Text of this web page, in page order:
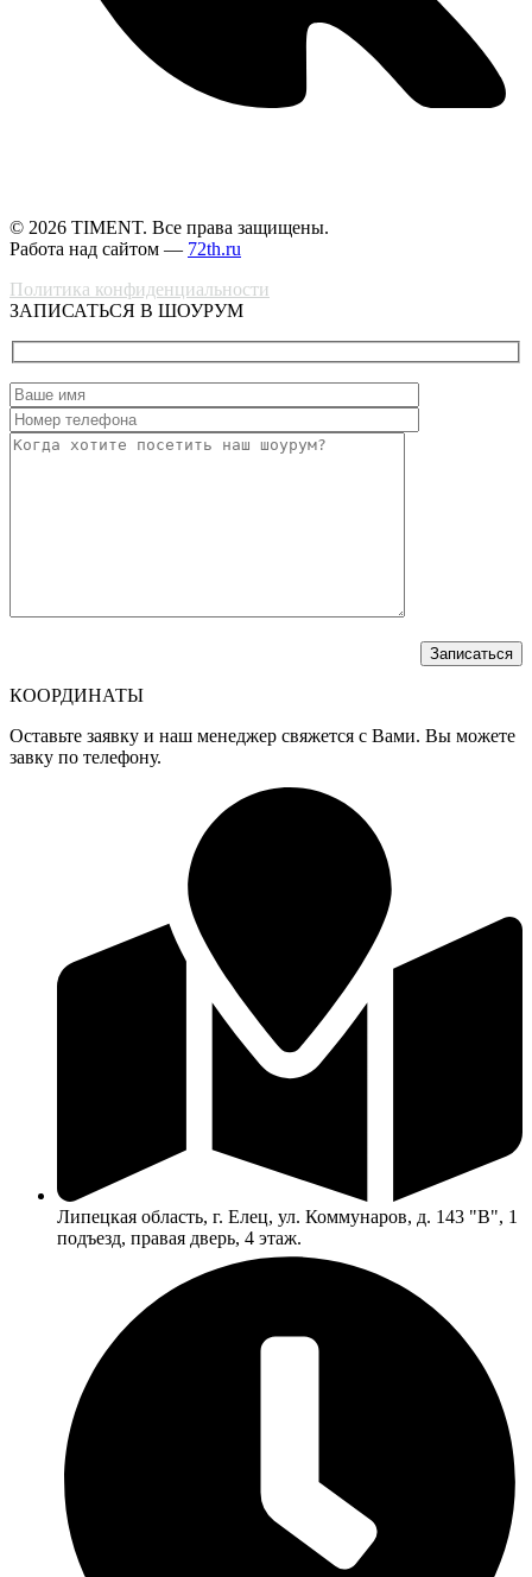
© 2026 TIMENT. Все права защищены.
Работа над сайтом — 72th.ru
Политика конфиденциальности
ЗАПИСАТЬСЯ В ШОУРУМ
КООРДИНАТЫ
Оставьте заявку и наш менеджер свяжется с Вами. Вы можете
завку по телефону.
Липецкая область, г. Елец, ул. Коммунаров, д. 143 "В", 1
подъезд, правая дверь, 4 этаж.